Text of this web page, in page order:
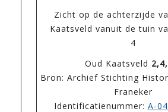
Zicht op de achterzijde
Kaatsveld vanuit de tuin
4
Oud Kaatsveld
Bron: Archief Stichting
Franeker
Identificatienummer: A-